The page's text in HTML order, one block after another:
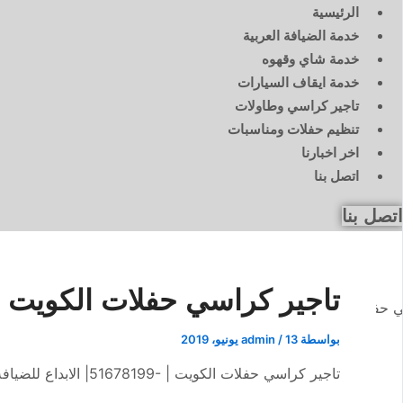
الرئيسية
خدمة الضيافة العربية
خدمة شاي وقهوه
خدمة ايقاف السيارات
تاجير كراسي وطاولات
تنظيم حفلات ومناسبات
اخر اخبارنا
اتصل بنا
اتصل بنا
تاجير كراسي حفلات الكويت | 51678199| الابداع
بواسطة admin /13 يونيو، 2019
تاجير كراسي حفلات الكويت | -51678199| الابداع للضيافة